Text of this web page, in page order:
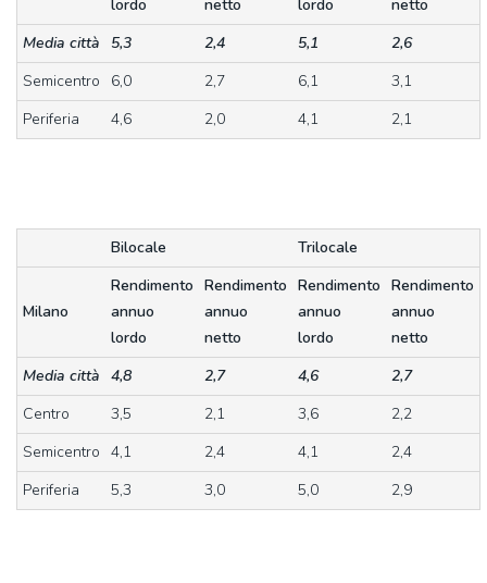
lordo netto lordo
netto
Media città
5,3 2,4 5,1
2,6
Semicentro
6,0 2,7 6,1
3,1
Periferia
4,6 2,0 4,1 2,1
Bilocale Trilocale
Milano
Rendimento
annuo
lordo
Rendimento
annuo
netto
Rendimento
annuo
lordo
Rendimento
annuo
netto
Media città 4,8 2,7 4,6
2,7
Centro
3,5 2,1 3,6
2,2
Semicentro 4,1 2,4 4,1
2,4
Periferia
5,3 3,0 5,0 2,9